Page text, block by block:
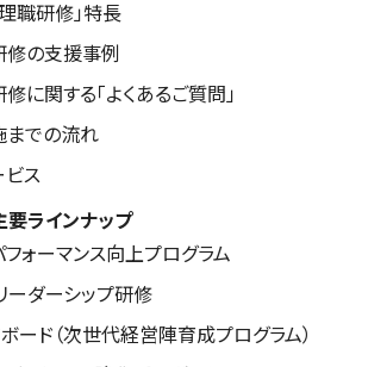
職研修」特長
の支援事例
に関する「よくあるご質問」
までの流れ
ス
ラインナップ
ォーマンス向上プログラム
ーダーシップ研修
ード（次世代経営陣育成プログラム）